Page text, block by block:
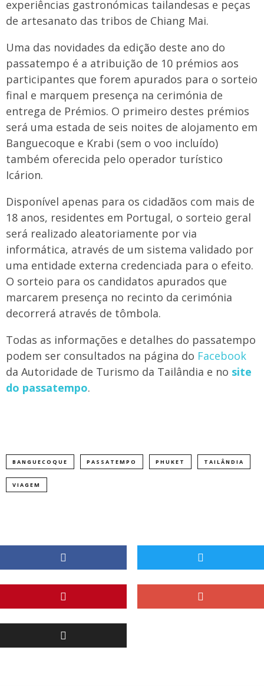
experiências gastronómicas tailandesas e peças
de artesanato das tribos de Chiang Mai.
Uma das novidades da edição deste ano do
passatempo é a atribuição de 10 prémios aos
participantes que forem apurados para o sorteio
final e marquem presença na cerimónia de
entrega de Prémios. O primeiro destes prémios
será uma estada de seis noites de alojamento em
Banguecoque e Krabi (sem o voo incluído)
também oferecida pelo operador turístico
Icárion.
Disponível apenas para os cidadãos com mais de
18 anos, residentes em Portugal, o sorteio geral
será realizado aleatoriamente por via
informática, através de um sistema validado por
uma entidade externa credenciada para o efeito.
O sorteio para os candidatos apurados que
marcarem presença no recinto da cerimónia
decorrerá através de tômbola.
Todas as informações e detalhes do passatempo
podem ser consultados na página do Facebook
da Autoridade de Turismo da Tailândia e no site
do passatempo.
BANGUECOQUE PASSATEMPO PHUKET TAILÂNDIA
VIAGEM